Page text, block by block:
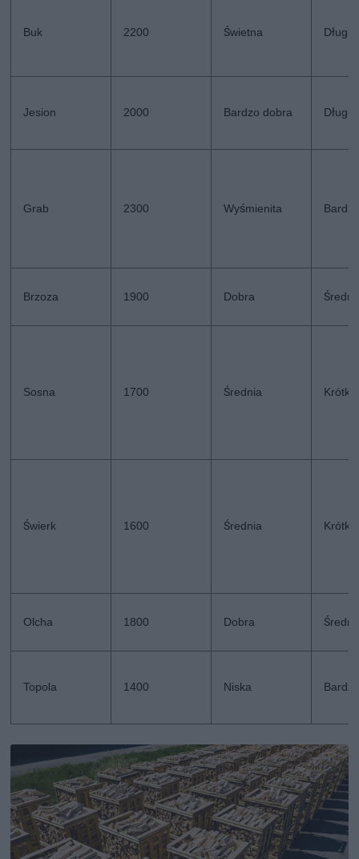
Buk 2200 Świetna Długi
Jesion 2000 Bardzo dobra Długi
Grab 2300 Wyśmienita
Brzoza 1900 Dobra Średni
Sosna 1700 Średnia Krótki
Świerk 1600 Średnia Krótki
Olcha 1800 Dobra Średni
Topola 1400 Niska